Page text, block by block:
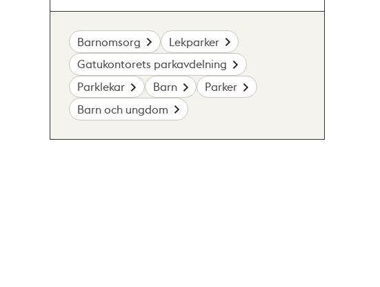
Barnomsorg
Lekparker
Gatukontorets parkavdelning
Parklekar
Barn
Parker
Barn och ungdom